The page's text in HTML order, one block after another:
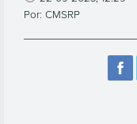
Por: CMSRP